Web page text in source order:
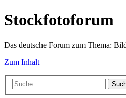
Stockfotoforum
Das deutsche Forum zum Thema:
Zum Inhalt